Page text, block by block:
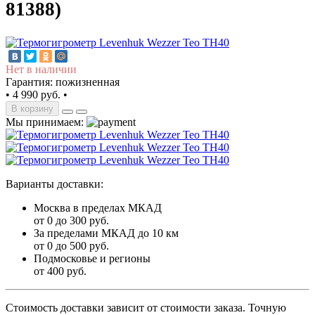
81388)
Нет в наличии
Гарантия: пожизненная
• 4 990 руб. •
В корзину
Мы принимаем:
Варианты доставки:
Москва в пределах МКАД
от 0 до 300 руб.
За пределами МКАД до 10 км
от 0 до 500 руб.
Подмосковье и регионы
от 400 руб.
Стоимость доставки зависит от стоимости заказа. Точную